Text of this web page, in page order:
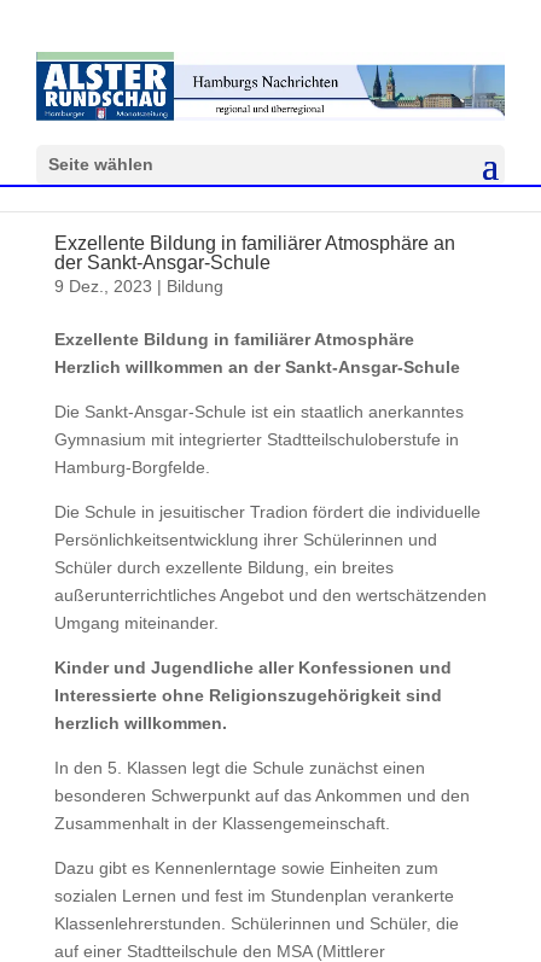
Seite wählen
Exzellente Bildung in familiärer Atmosphäre an
der Sankt-Ansgar-Schule
9 Dez., 2023 | Bildung
Exzellente Bildung in familiärer Atmosphäre
Herzlich willkommen an der Sankt-Ansgar-Schule
Die Sankt-Ansgar-Schule ist ein staatlich anerkanntes
Gymnasium mit integrierter Stadtteilschuloberstufe in
Hamburg-Borgfelde.
Die Schule in jesuitischer Tradion fördert die individuelle
Persönlichkeitsentwicklung ihrer Schülerinnen und
Schüler durch exzellente Bildung, ein breites
außerunterrichtliches Angebot und den wertschätzenden
Umgang miteinander.
Kinder und Jugendliche aller Konfessionen und
Interessierte ohne Religionszugehörigkeit sind
herzlich willkommen.
In den 5. Klassen legt die Schule zunächst einen
besonderen Schwerpunkt auf das Ankommen und den
Zusammenhalt in der Klassengemeinschaft.
Dazu gibt es Kennenlerntage sowie Einheiten zum
sozialen Lernen und fest im Stundenplan verankerte
Klassenlehrerstunden. Schülerinnen und Schüler, die
auf einer Stadtteilschule den MSA (Mittlerer